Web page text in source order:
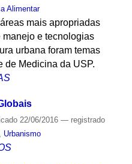
Alimentar
mais apropriadas
manejo e tecnologias
urbana foram temas
de Medicina da USP.
22/06/2016 — registrado
Urbanismo